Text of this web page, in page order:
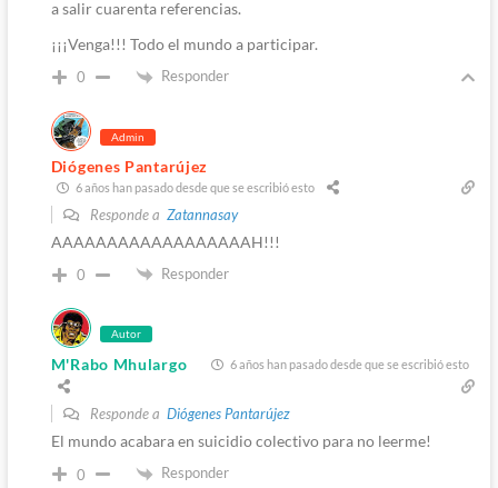
a salir cuarenta referencias.
¡¡¡Venga!!! Todo el mundo a participar.
0 Responder
Admin
Diógenes Pantarújez
6 años han pasado desde que se escribió esto
Responde a Zatannasay
AAAAAAAAAAAAAAAAAAH!!!
0 Responder
Autor
M'Rabo Mhulargo 6 años han pasado desde que se escribió esto
Responde a Diógenes Pantarújez
El mundo acabara en suicidio colectivo para no leerme!
0 Responder